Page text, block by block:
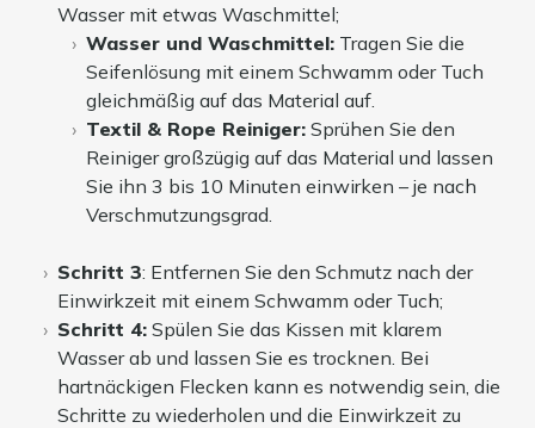
Wasser mit etwas Waschmittel;
Wasser und Waschmittel: Tragen Sie die
Seifenlösung mit einem Schwamm oder Tuch
gleichmäßig auf das Material auf.
Textil & Rope Reiniger: Sprühen Sie den
Reiniger großzügig auf das Material und lassen
Sie ihn 3 bis 10 Minuten einwirken – je nach
Verschmutzungsgrad.
Schritt 3: Entfernen Sie den Schmutz nach der
Einwirkzeit mit einem Schwamm oder Tuch;
Schritt 4: Spülen Sie das Kissen mit klarem
Wasser ab und lassen Sie es trocknen. Bei
hartnäckigen Flecken kann es notwendig sein, die
Schritte zu wiederholen und die Einwirkzeit zu